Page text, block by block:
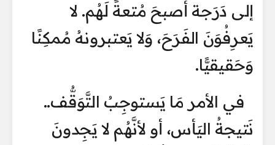
إلى دَرَجة أصبحَ مُتعةً لَهُم. لا
يَعرِفُوَنَ الفَرَحَ، وَلا يَعتبرونهُ مُمكِنًا
وَحَقيقيًّا.
في الأمر مَا يَستوجِبُ التَّوَقُّف..
نَتيجةُ اليَأس، أو لأنَّهُم لا يَجِدونَ